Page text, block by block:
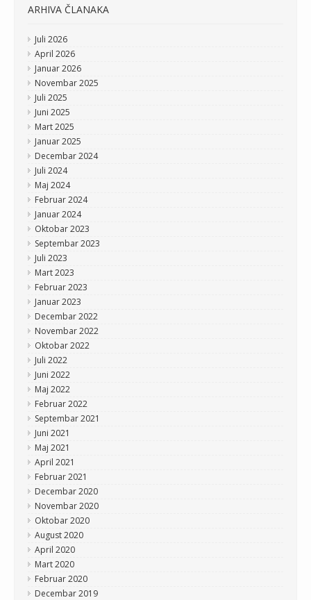
ARHIVA ČLANAKA
Juli 2026
April 2026
Januar 2026
Novembar 2025
Juli 2025
Juni 2025
Mart 2025
Januar 2025
Decembar 2024
Juli 2024
Maj 2024
Februar 2024
Januar 2024
Oktobar 2023
Septembar 2023
Juli 2023
Mart 2023
Februar 2023
Januar 2023
Decembar 2022
Novembar 2022
Oktobar 2022
Juli 2022
Juni 2022
Maj 2022
Februar 2022
Septembar 2021
Juni 2021
Maj 2021
April 2021
Februar 2021
Decembar 2020
Novembar 2020
Oktobar 2020
August 2020
April 2020
Mart 2020
Februar 2020
Decembar 2019